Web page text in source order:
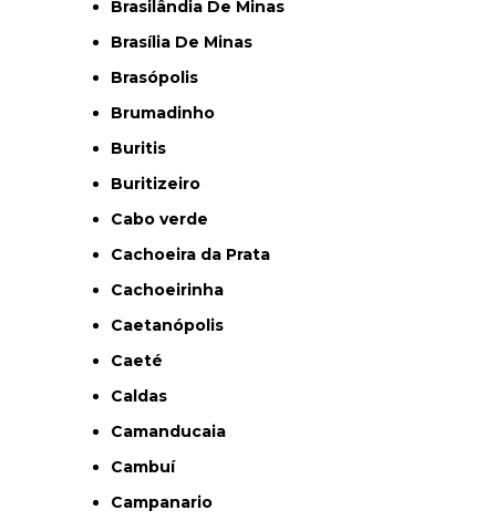
Brasilândia De Minas
Brasília De Minas
Brasópolis
Brumadinho
Buritis
Buritizeiro
Cabo verde
Cachoeira da Prata
Cachoeirinha
Caetanópolis
Caeté
Caldas
Camanducaia
Cambuí
Campanario